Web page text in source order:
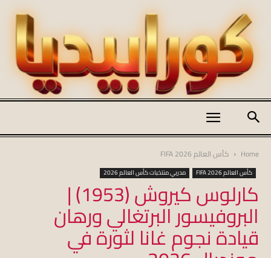
koraapedia
Home كأس العالم FIFA 2026
كأس العالم FIFA 2026 مدربي منتخبات كأس العالم 2026
كارلوس كيروش (1953) |
البروفيسور البرتغالي ورهان
قيادة نجوم غانا لثورة في